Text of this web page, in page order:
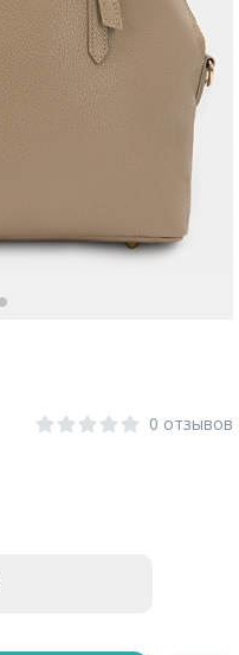
0 отзывов